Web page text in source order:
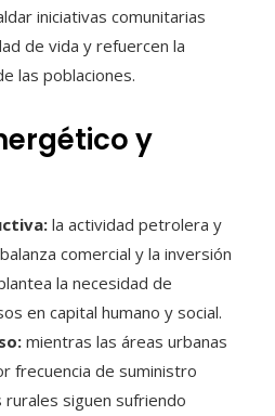
iniciativas comunitarias
de vida y refuercen la
las poblaciones.
y
la actividad petrolera y
comercial y la inversión
la necesidad de
en capital humano y social.
mientras las áreas urbanas
frecuencia de suministro
rurales siguen sufriendo